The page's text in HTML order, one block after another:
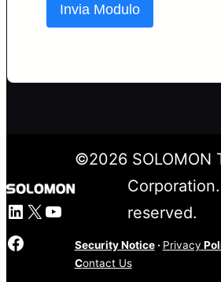
Invia Modulo
LinkedIn
X YouTube
©2026SOLOMON
reserved.
Security Notice· Privacy
Contact Us